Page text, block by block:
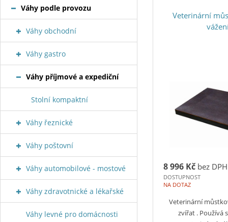
Veterinární
8 996 Kč bez DPH
DOSTUPNOST
NA DOTAZ
Veterinární
zvířat . Používá
Váhy podle provozu
Váhy obchodní
Váhy gastro
Váhy příjmové a expediční
Stolní kompaktní
Váhy řeznické
Váhy poštovní
Váhy automobilové - mostové
Váhy zdravotnické a lékařské
Váhy levné pro domácnosti